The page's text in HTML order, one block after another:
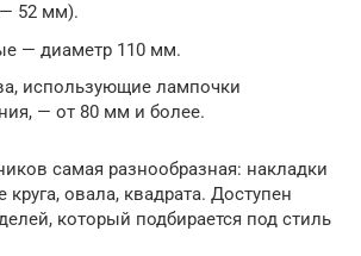
52 мм).
— диаметр 110 мм.
использующие лампочки
— от 80 мм и более.
самая разнообразная: накладки
круга, овала, квадрата. Доступен
который подбирается под стиль